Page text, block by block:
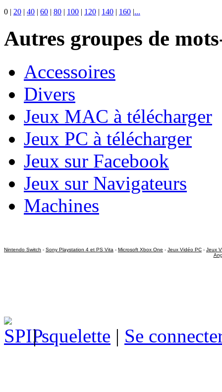
0 | 20 | 40 | 60 | 80 | 100 | 120 | 140 | 160 |...
Autres groupes de
Accessoires
Divers
Jeux MAC à télécharger
Jeux PC à télécharger
Jeux sur Facebook
Jeux sur Navigateurs
Machines
Nintendo Switch - Sony Playstation 4 et PS Vita - Microsoft Xbox One - Jeux Vidéo PC - Jeux
|squelette | Se